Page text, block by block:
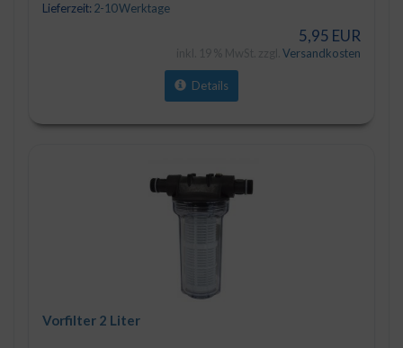
Lieferzeit: 2-10 Werktage
5,95 EUR
Versandkosten
Details
Vorfilter 2 Liter